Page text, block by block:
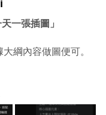
一張插圖」
綱內容做圖便可。